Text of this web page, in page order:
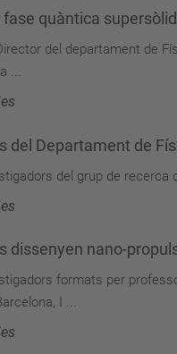
fase quàntica
del departament de
...
del Departament de
del grup de
dissenyen nano-
formats per
I ...